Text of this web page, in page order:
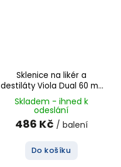
Sklenice na likér a
destiláty Viola Dual 60 ml,
Skladem - ihned k
odeslání
486 Kč / balení
Do košíku